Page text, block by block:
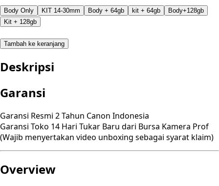
Body Only KIT 14-30mm Body + 64gb kit + 64gb
Body+128gb
Kit + 128gb
Tambah ke keranjang
Deskripsi
Garansi
Garansi Resmi 2 Tahun Canon Indonesia
Garansi Toko 14 Hari Tukar Baru dari Bursa Kamera Prof
(Wajib menyertakan video unboxing sebagai syarat klaim)
Overview